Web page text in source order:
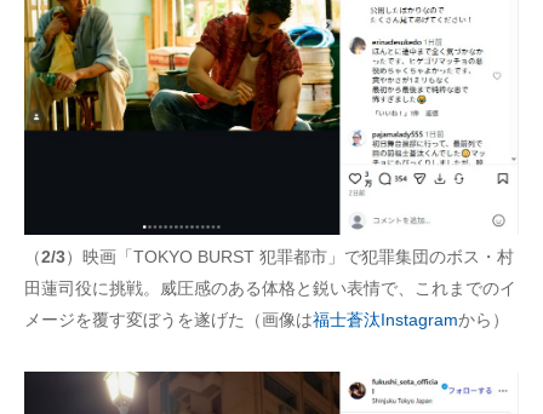
（2/3）映画「TOKYO BURST 犯罪都市」で犯罪集団のボス・村
田蓮司役に挑戦。威圧感のある体格と鋭い表情で、これまでのイ
メージを覆す変ぼうを遂げた（画像は福士蒼汰Instagramから）